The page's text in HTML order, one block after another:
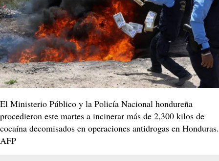
El Ministerio Público y la Policía Nacional hondureña
procedieron este martes a incinerar más de 2,300 kilos de
cocaína decomisados en operaciones antidrogas en Honduras.
AFP